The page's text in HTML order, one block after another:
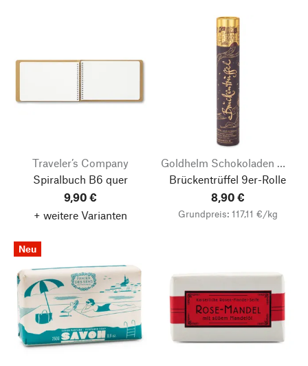
Traveler’s Company
Spiralbuch B6 quer
9,90 €
+ weitere Varianten
Goldhelm Schokoladen Manufaktur
Brückentrüffel 9er-Rolle
8,90 €
Grundpreis: 117,11 €/kg
Neu